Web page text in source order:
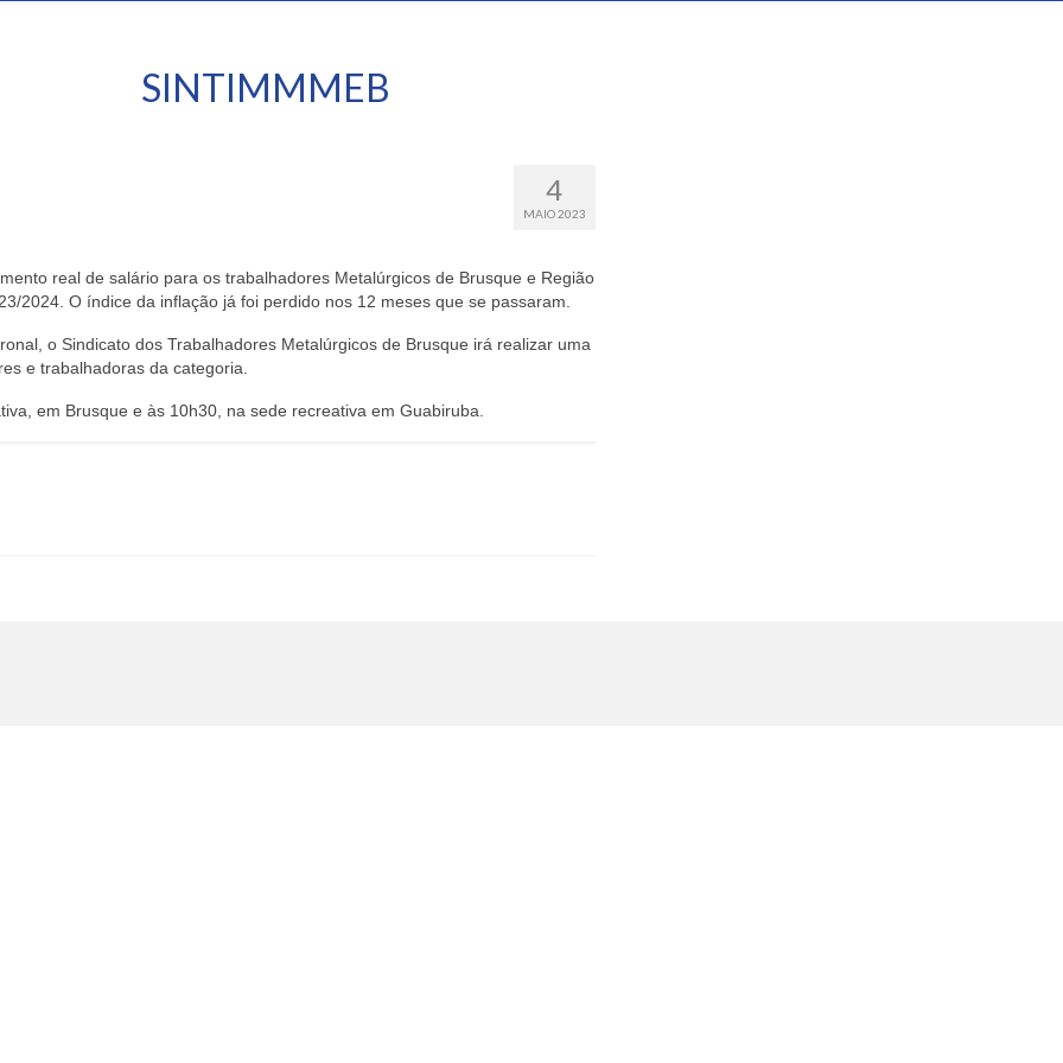
SINTIMMMEB
4
MAIO 2023
real de salário para os trabalhadores Metalúrgicos de Brusque e Região
2024. O índice da inflação já foi perdido nos 12 meses que se passaram.
o Sindicato dos Trabalhadores Metalúrgicos de Brusque irá realizar uma
e trabalhadoras da categoria.
em Brusque e às 10h30, na sede recreativa em Guabiruba.